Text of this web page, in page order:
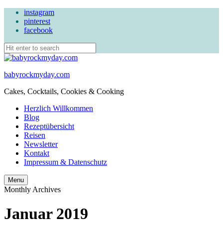
instagram
pinterest
facebook
babyrockmyday.com
Cakes, Cocktails, Cookies & Cooking
Herzlich Willkommen
Blog
Rezeptübersicht
Reisen
Newsletter
Kontakt
Impressum & Datenschutz
Search
Menu
Monthly Archives
Januar 2019